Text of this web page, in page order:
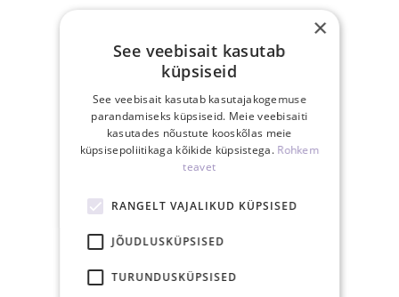
Tasuta saatmine
Eestis üle 40€
tellimusele
tellimus posti samal
×
See veebisait kasutab
küpsiseid
See veebisait kasutab kasutajakogemuse
parandamiseks küpsiseid. Meie veebisaiti
kasutades nõustute kooskõlas meie
küpsisepoliitikaga kõikide küpsistega. Rohkem
teavet
RANGELT VAJALIKUD KÜPSISED
JÕUDLUSKÜPSISED
TURUNDUSKÜPSISED